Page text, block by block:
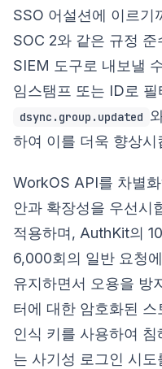
SSO 어설션에 이르기
SOC 2와 같은 규정
SIEM 도구로 내보낼
임스탬프 또는 ID로 필
dsync.group.updated
하여 이를 더욱 향상시
WorkOS API를 차별
안과 확장성을 우선시
적용하며, AuthKit의
6,000회의 일반 요청
유지하면서 오용을 방
터에 대한 암호화된
인식 키를 사용하여
는 사기성 로그인 시